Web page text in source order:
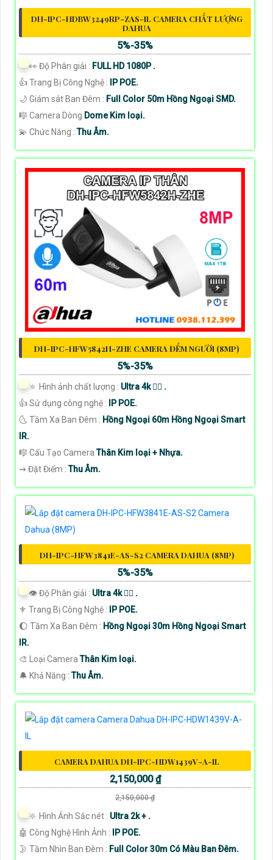
DH-IPC-HDBW3249RP-ZAS-IL CAMERA CHẤT LƯỢNG
DAHUA
5%-35%
️👀 Độ Phân giải : FULL HD 1080P .
👍 Trang Bị Công Nghệ :
IP POE.
🌙 Giám sát Ban Đêm : Full Color 50m Hồng Ngoại SMD.
🎼️ Camera Dòng Dome Kim loại.
️💫 Chức Năng :Thu Âm.
DH-IPC-HFW5842H-ZHE CAMERA ĐẾM NGƯỜI (8MP)
5%-35%
🔅 Hình ảnh chất lượng : Ultra 4k 👍🏾 .
👍 Sử dụng công nghệ :
IP POE.
🌜 Tầm Xa Ban Đêm : Hồng Ngoại 60m Hồng Ngoại Smart
IR.
🎼️ Cấu Tạo CameraThân Kim loại + Nhựa.
️⇝ Đặt Điểm :Thu Âm.
DH-IPC-HFW3841E-AS-S2 CAMERA DAHUA (8MP)
5%-35%
👁 Độ Phân giải : Ultra 4k 👍🏾 .
⚜️ Trang Bị Công Nghệ :
IP POE.
🌔 Tầm Xa Ban Đêm : Hồng Ngoại 30m Hồng Ngoại Smart
IR.
🎨 Loại CameraThân Kim loại.
️🔔 Khả Năng :Thu Âm.
CAMERA DAHUA DH-IPC-HDW1439V-A-IL
2,150,000 ₫
2,150,000 ₫
🔆 Hình Ảnh Sắc nét : Ultra 2k + .
🤖️ Công Nghệ Hình Ảnh :
IP POE.
🌛 Tầm Nhìn Ban Đêm : Full Color 30m Có Màu Ban Ðêm.